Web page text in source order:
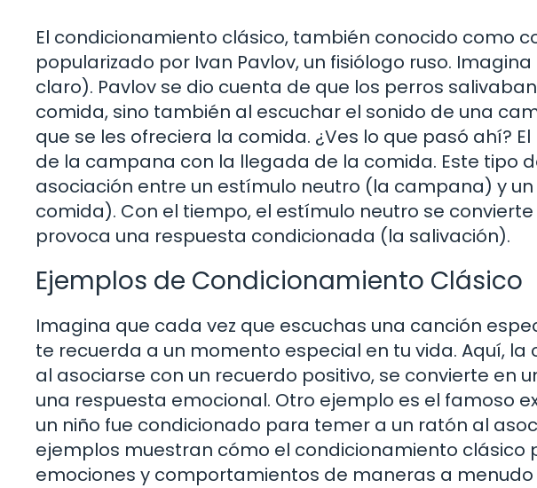
El condicionamiento clásico, también conocido como
popularizado por Ivan Pavlov, un fisiólogo ruso.
claro). Pavlov se dio cuenta de que los perros
comida, sino también al escuchar el sonido de una
que se les ofreciera la comida. ¿Ves lo que pasó ahí?
de la campana con la llegada de la comida. Este tipo
asociación entre un estímulo neutro (la campana) y
comida). Con el tiempo, el estímulo neutro se
provoca una respuesta condicionada (la salivación).
Ejemplos de Condicionamiento Clásico
Imagina que cada vez que escuchas una canción
te recuerda a un momento especial en tu vida. Aquí,
al asociarse con un recuerdo positivo, se convierte en
una respuesta emocional. Otro ejemplo es el famoso
un niño fue condicionado para temer a un ratón al
ejemplos muestran cómo el condicionamiento clásico
emociones y comportamientos de maneras a